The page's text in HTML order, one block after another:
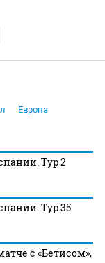
Европа
Тур 2
Тур 35
с «Бетисом»,